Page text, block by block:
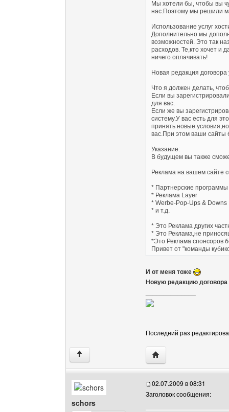
Мы хотели бы, чтобы вы
нас.Поэтому мы решили
Использование услуг
Дополнительно мы
возможностей. Это так
расходов. Те,кто хочет и
ничего оплачивать!
Новая редакция
Что я должен делать,
Если вы
для вас.
Если же вы
систему.У вас есть для
принять новые
вас.При этом ваши сайты
Указание:
В будущем вы также
Реклама на вашем сайте
* Партнерские
* Реклама Layer
* Werbe-Pop-Ups & Downs
* и т.д.
* Это Реклама других
* Это Реклама,не
*Это Реклама спонсоров
Привет от "команды
И от меня тоже
Новую редакцию
Последний раз
↑ Посетить сайт
schors
02.07.2009 в 08:31
Заголовок сообщения: